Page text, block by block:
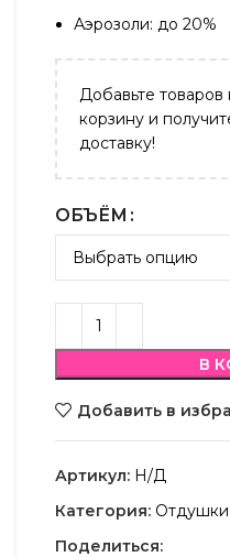
Аэрозоли: до 20%
Добавьте товаров
корзину и
доставку!
ОБЪЁМ
В
Добавить в
Артикул: Н/Д
Категория: Отдушки
Поделиться: